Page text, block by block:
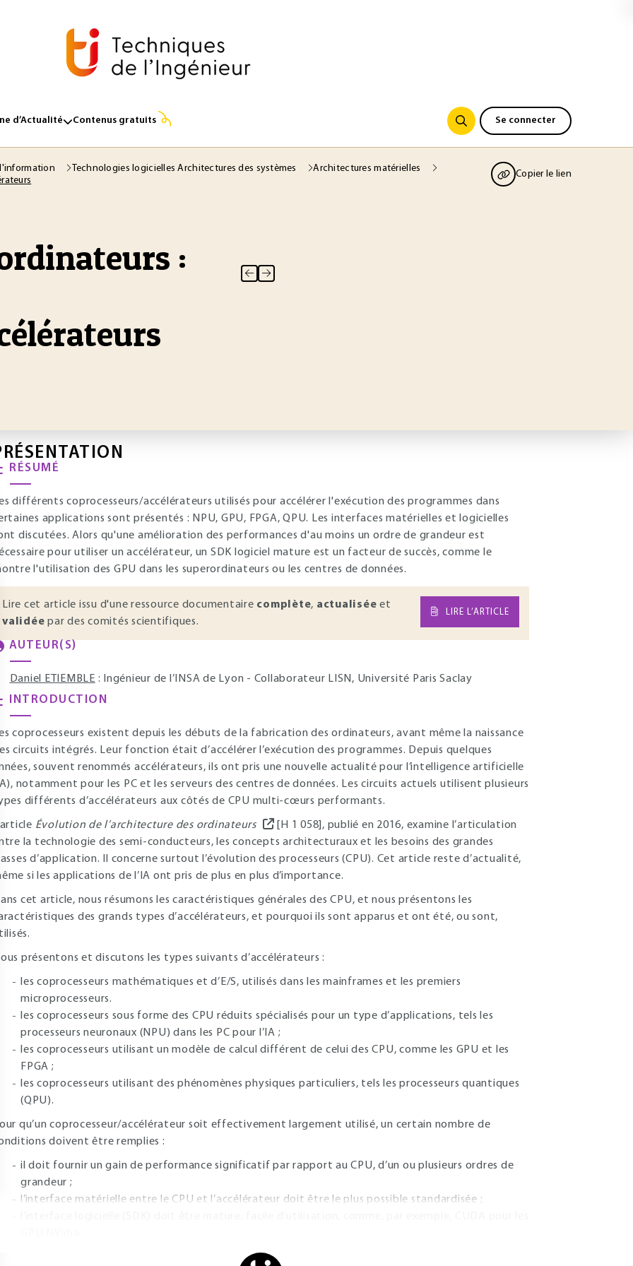
d’Actualité Contenus gratuits Se connecter
Technologies logicielles Architectures des systèmes
Architectures matérielles
Copier le lien
:
RÉSUMÉ
différents coprocesseurs/accélérateurs utilisés pour accélérer l'exécution des programmes dans
applications sont présentés : NPU, GPU, FPGA, QPU. Les interfaces matérielles et logicielles
discutées. Alors qu'une amélioration des performances d'au moins un ordre de grandeur est
pour utiliser un accélérateur, un SDK logiciel mature est un facteur de succès, comme le
l'utilisation des GPU dans les superordinateurs ou les centres de données.
Lire cet article issu d'une ressource documentaire complète, actualisée et
validée par des comités scientifiques.
LIRE L’ARTICLE
AUTEUR(S)
Daniel ETIEMBLE : Ingénieur de l’INSA de Lyon - Collaborateur LISN, Université Paris Saclay
INTRODUCTION
coprocesseurs existent depuis les débuts de la fabrication des ordinateurs, avant même la naissance
circuits intégrés. Leur fonction était d’accélérer l’exécution des programmes. Depuis quelques
souvent renommés accélérateurs, ils ont pris une nouvelle actualité pour l’intelligence artificielle
notamment pour les PC et les serveurs des centres de données. Les circuits actuels utilisent plusieurs
différents d’accélérateurs aux côtés de CPU multi-cœurs performants.
Évolution de l’architecture des ordinateurs
[H 1 058], publié en 2016, examine l’articulation
la technologie des semi-conducteurs, les concepts architecturaux et les besoins des grandes
d’application. Il concerne surtout l’évolution des processeurs (CPU). Cet article reste d’actualité,
si les applications de l’IA ont pris de plus en plus d’importance.
cet article, nous résumons les caractéristiques générales des CPU, et nous présentons les
des grands types d’accélérateurs, et pourquoi ils sont apparus et ont été, ou sont,
présentons et discutons les types suivants d’accélérateurs :
les coprocesseurs mathématiques et d’E/S, utilisés dans les mainframes et les premiers
microprocesseurs.
les coprocesseurs sous forme des CPU réduits spécialisés pour un type d’applications, tels les
processeurs neuronaux (NPU) dans les PC pour l’IA ;
les coprocesseurs utilisant un modèle de calcul différent de celui des CPU, comme les GPU et les
FPGA ;
les coprocesseurs utilisant des phénomènes physiques particuliers, tels les processeurs quantiques
(QPU).
qu’un coprocesseur/accélérateur soit effectivement largement utilisé, un certain nombre de
doivent être remplies :
il doit fournir un gain de performance significatif par rapport au CPU, d’un ou plusieurs ordres de
grandeur ;
l’interface matérielle entre le CPU et l’accélérateur doit être le plus possible standardisée ;